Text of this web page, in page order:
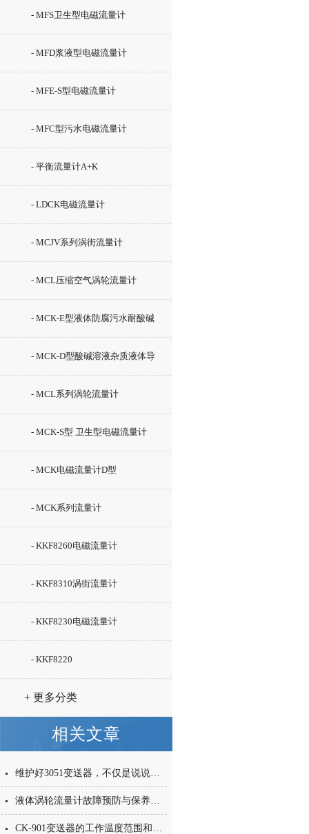
- MFS卫生型电磁流量计
- MFD浆液型电磁流量计
- MFE-S型电磁流量计
- MFC型污水电磁流量计
- 平衡流量计A+K
- LDCK电磁流量计
- MCJV系列涡街流量计
- MCL压缩空气涡轮流量计
- MCK-E型液体防腐污水耐酸碱
消防泥浆液体流量计
- MCK-D型酸碱溶液杂质液体导
电液体流量计
- MCL系列涡轮流量计
- MCK-S型 卫生型电磁流量计
- MCK电磁流量计D型
- MCK系列流量计
- KKF8260电磁流量计
- KKF8310涡街流量计
- KKF8230电磁流量计
- KKF8220
+ 更多分类
相关文章
维护好3051变送器，不仅是说说而已
液体涡轮流量计故障预防与保养措施详解
CK-901变送器的工作温度范围和环境要求